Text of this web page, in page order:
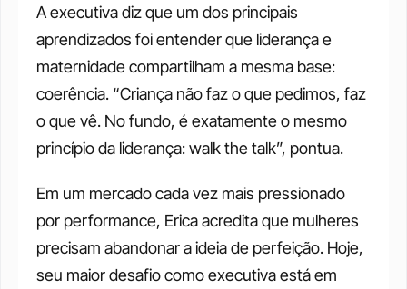
A executiva diz que um dos principais
aprendizados foi entender que liderança e
maternidade compartilham a mesma base:
coerência. “Criança não faz o que pedimos, faz
o que vê. No fundo, é exatamente o mesmo
princípio da liderança: walk the talk”, pontua.
Em um mercado cada vez mais pressionado
por performance, Erica acredita que mulheres
precisam abandonar a ideia de perfeição. Hoje,
seu maior desafio como executiva está em